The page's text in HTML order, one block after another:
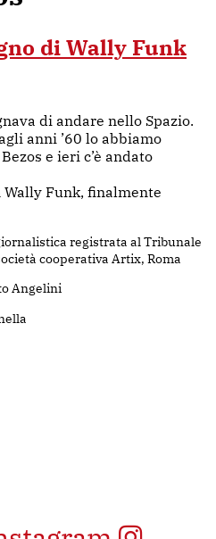
di Wally Funk
di andare nello Spazio.
anni ’60 lo abbiamo
e ieri c’è andato
Wally Funk, finalmente
registrata al Tribunale
cooperativa Artix, Roma
Angelini